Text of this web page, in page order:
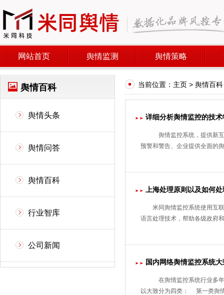
网站首页 舆情监测 舆情策略
舆情百科
舆情头条
舆情问答
舆情百科
行业智库
公司新闻
当前位置： 主页 > 舆情百科
详细分析舆情监控的技术
舆情监控系统，提供新
预警和警告、企业提供全面
上海处理原则以及如何
米同舆情监控系统使用互
语言处理技术，帮助各级政府
国内网络舆情监控系统
在舆情监控系统行业多
以大致分为四类： 第一类舆